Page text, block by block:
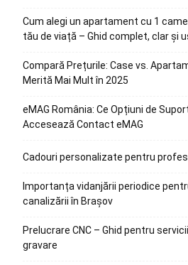
Cum alegi un apartament cu 1
tău de viață – Ghid complet, clar și
Compară Prețurile: Case vs.
Merită Mai Mult în 2025
eMAG România: Ce Opțiuni de
Accesează Contact eMAG
Cadouri personalizate pentru
Importanța vidanjării periodice
canalizării în Brașov
Prelucrare CNC – Ghid pentru
gravare